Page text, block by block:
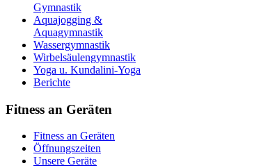
Gymnastik
Aquajogging &
Aquagymnastik
Wassergymnastik
Wirbelsäulengymnastik
Yoga u. Kundalini-Yoga
Berichte
Fitness an Geräten
Fitness an Geräten
Öffnungszeiten
Unsere Geräte